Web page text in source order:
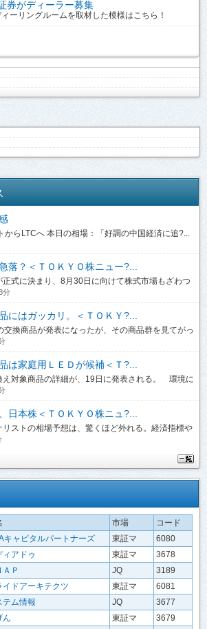
券がディーラー募集
ーリングルームを取材した模様はこちら！
らLTCへ 本日の相場：「好調の中国経済に追?...
落？＜ＴＯＫＹＯ株ニュー?...
式に決まり、8月30日に向けて株式市場もざわつ
分
にはガッカリ。＜ＴＯＫＹ?...
交換商品が発表になったが、その商品群を見てがっ
は家庭用ＬＥＤが候補＜Ｔ?...
対象商品の詳細が、19日に発表される。 環境に
日本株＜ＴＯＫＹＯ株ニュ?...
ストの相場予想は、驚くほど外れる。経済指標や
市場
コード
キャピタルパートナーズ 東証マ
6080
ィアドゥ 東証マ
3678
ＡＰ JQ
3189
イドアーキテクツ 東証マ
6081
テム情報 JQ
3677
ん 東証マ 3679